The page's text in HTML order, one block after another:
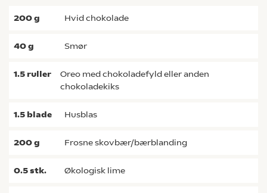
200g hvid chokolade
40g smør
1.5 ruller
Oreo med chokoladefyld eller anden
chokoladekiks
1.5 blade husblas
200g frosne skovbær/bærblanding
0.5stk. økologisk lime